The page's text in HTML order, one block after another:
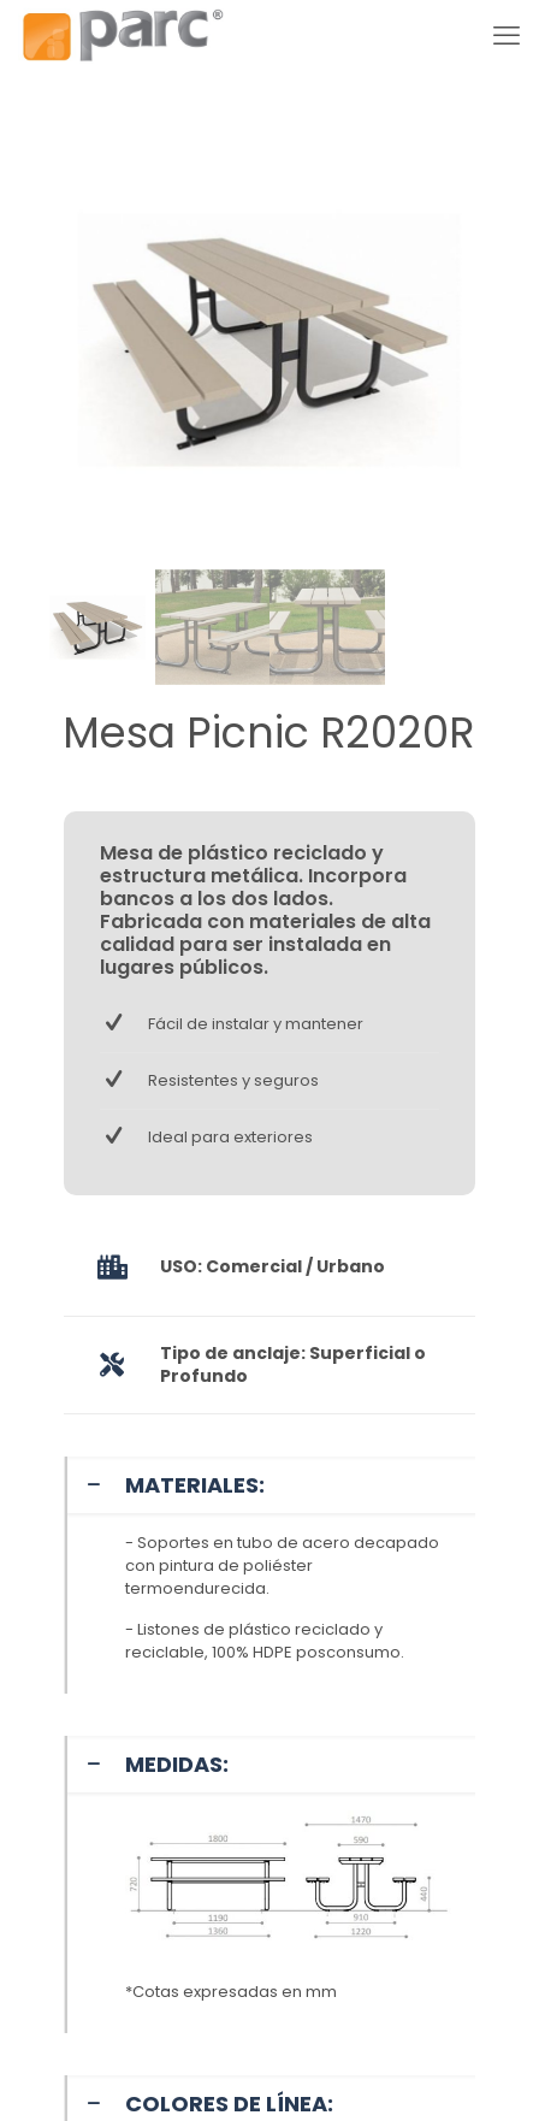
Mesa Picnic R2020R
Mesa de plástico reciclado y
estructura metálica. Incorpora
bancos a los dos lados.
Fabricada con materiales de alta
calidad para ser instalada en
lugares públicos.
Fácil de instalar y mantener
Resistentes y seguros
Ideal para exteriores
USO: Comercial / Urbano
Tipo de anclaje: Superficial o
Profundo
MATERIALES:
- Soportes en tubo de acero decapado
con pintura de poliéster
termoendurecida.
- Listones de plástico reciclado y
reciclable, 100% HDPE posconsumo.
MEDIDAS:
*Cotas expresadas en mm
COLORES DE LÍNEA: